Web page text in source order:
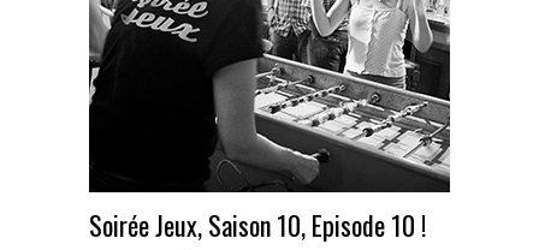
Soirée Jeux, Saison 10, Episode 10 !